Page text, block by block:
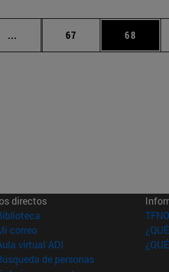
... Páginas intermedias Use TAB
Página
67 Página
68
directos
(abre en nueva ventana)
correo(abre en nueva ventana)
virtual ADI (abre en nueva ventana)
de personas(abre en nueva